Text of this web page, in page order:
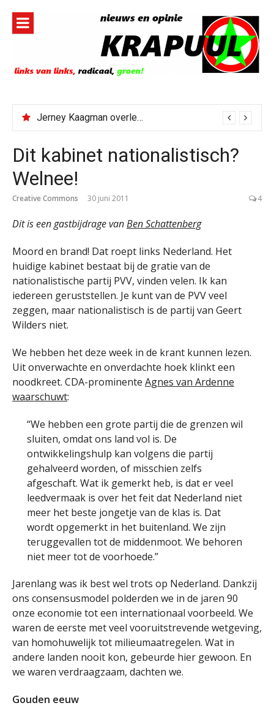
inhoud
Jerney Kaagman overleden
Dit kabinet nationalistisch?
Welnee!
Creative Commons 30 juni 2011 4
Dit is een gastbijdrage vanBen Schattenberg
Moord en brand! Dat roept links Nederland. Het
huidige kabinet bestaat bij de gratie van de
nationalistische partij PVV, vinden velen. Ik kan
iedereen geruststellen. Je kunt van de PVV veel
zeggen, maar nationalistisch is de partij van Geert
Wilders niet.
We hebben het deze week in de krant kunnen lezen.
Uit onverwachte en onverdachte hoek klinkt een
noodkreet. CDA-prominente Agnes van Ardenne
waarschuwt:
“We hebben een grote partij die de grenzen wil
sluiten, omdat ons land vol is. De
ontwikkelingshulp kan volgens die partij
gehalveerd worden, of misschien zelfs
afgeschaft. Wat ik gemerkt heb, is dat er veel
leedvermaak is over het feit dat Nederland niet
meer het beste jongetje van de klas is. Dat
wordt opgemerkt in het buitenland. We zijn
teruggevallen tot de middenmoot. We behoren
niet meer tot de voorhoede.”
Jarenlang was ik best wel trots op Nederland. Dankzij
ons consensusmodel polderden we in de jaren 90
onze economie tot een internationaal voorbeeld. We
waren de eerste met veel vooruitstrevende wetgeving,
van homohuwelijk tot milieumaatregelen. Wat in
andere landen nooit kon, gebeurde hier gewoon. En
we waren verdraagzaam, dachten we.
Gouden eeuw